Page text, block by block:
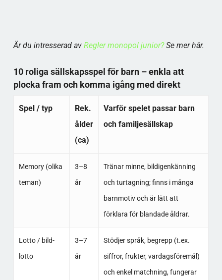
Är du intresserad av Regler monopol junior?Se mer här.
10 roliga sällskapsspel för barn – enkla att
plocka fram och komma igång med direkt
Spel / typ
Rek.
ålder
(ca)
Varför spelet passar barn
och familjesällskap
Memory (olika
teman)
3–8
år
Tränar minne, bildigenkänning
och turtagning; finns i många
barnmotiv och är lätt att
förklara för blandade åldrar.​
Lotto / bild-
lotto
3–7
år
Stödjer språk, begrepp (t.ex.
siffror, frukter, vardagsföremål)
och enkel matchning, fungerar